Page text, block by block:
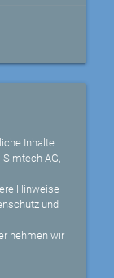
Inhalte
AG,
Hinweise
und
nehmen wir